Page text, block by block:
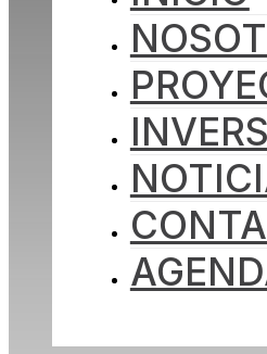
INICIO
NOSOTROS
PROYECTOS
INVERSIÓN
NOTICIAS
CONTACTO